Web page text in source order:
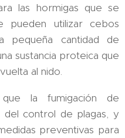
las hormigas que se
pueden utilizar cebos
pequeña cantidad de
sustancia proteica que
al nido.
la fumigación de
control de plagas, y
preventivas para